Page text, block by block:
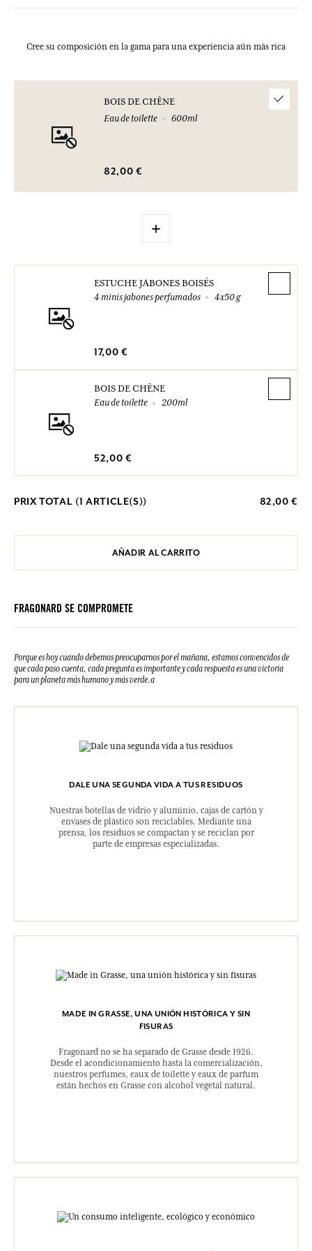
Cree su composición en la gama para una experiencia aún más rica
BOIS DE CHÊNE
Eau de toilette
600ml
82,00 €
+
ESTUCHE JABONES BOISÉS
4 minis jabones perfumados
4x50 g
17,00 €
BOIS DE CHÊNE
Eau de toilette
200ml
52,00 €
PRIX TOTAL (1 ARTICLE(S)) 82,00 €
AÑADIR AL CARRITO
FRAGONARD SE COMPROMETE
Porque es hoy cuando debemos preocuparnos por el mañana, estamos convencidos de
que cada paso cuenta, cada pregunta es importante y cada respuesta es una victoria
para un planeta más humano y más verde.a
DALE UNA SEGUNDA VIDA A TUS RESIDUOS
Nuestras botellas de vidrio y aluminio, cajas de cartón y
envases de plástico son reciclables. Mediante una
prensa, los residuos se compactan y se reciclan por
parte de empresas especializadas.
MADE IN GRASSE, UNA UNIÓN HISTÓRICA Y SIN
FISURAS
Fragonard no se ha separado de Grasse desde 1926.
Desde el acondicionamiento hasta la comercialización,
nuestros perfumes, eaux de toilette y eaux de parfum
están hechos en Grasse con alcohol vegetal natural.